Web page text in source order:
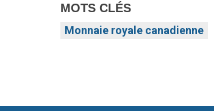
MOTS CLÉS
Monnaie royale canadienne